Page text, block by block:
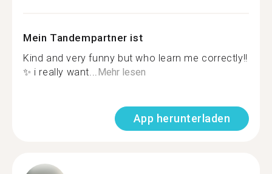
Mein Tandempartner ist
Kind and very funny but who learn me correctly!!
✨ i really want...Mehr lesen
App herunterladen